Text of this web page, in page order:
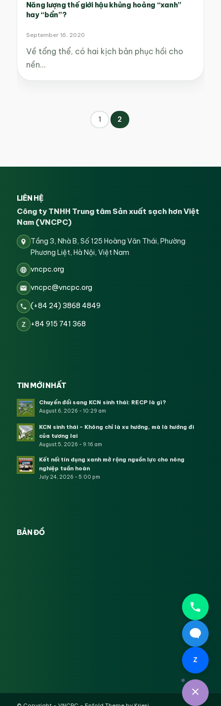
Năng lượng thế giới hậu khủng hoảng “xanh”
hay “bẩn”?
September 16, 2020
Về tổng thể, có hai kịch bản phục hồi cho
nền…
1 2
LIÊN HỆ
Công ty TNHH Trung tâm Sản xuất sạch hơn Việt
Nam (VNCPC)
Tầng 3, Nhà B, Số 125 Hoàng Văn Thái, Phường
Phương Liệt, Hà Nội, Việt Nam
vncpc.org
vncpc@vncpc.org
(+84 24) 3868 4849
Z +84 915 741 368
TIN MỚI NHẤT
Chuyển đổi sang KCN sinh thái: RECP là gì?
August 6, 2026 - 10:29 am
KCN sinh thái – Không chỉ là xu hướng, mà là hướng đi
của tương lai
August 5, 2026 - 9:16 am
Kết nối tín dụng xanh mở rộng nguồn lực cho nông
nghiệp tuần hoàn
July 24, 2026 - 5:00 pm
BẢN ĐỒ
Z